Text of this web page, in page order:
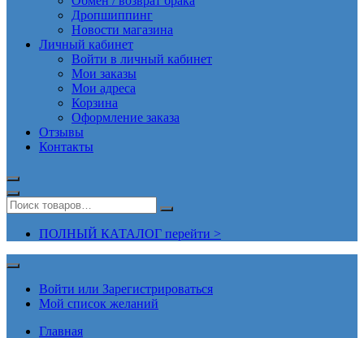
Дропшиппинг
Новости магазина
Личный кабинет
Войти в личный кабинет
Мои заказы
Мои адреса
Корзина
Оформление заказа
Отзывы
Контакты
ПОЛНЫЙ КАТАЛОГ перейти >
Войти или Зарегистрироваться
Мой список желаний
Главная